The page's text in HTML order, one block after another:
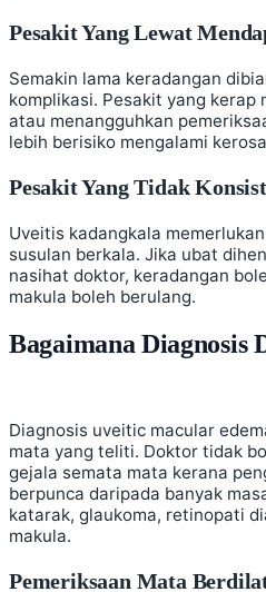
Pesakit Yang Lewat
Semakin lama keradangan
komplikasi. Pesakit yang kerap
atau menangguhkan
lebih berisiko mengalami
Pesakit Yang Tidak
Uveitis kadangkala
susulan berkala. Jika ubat
nasihat doktor, keradangan
makula boleh berulang.
Bagaimana Diagnosis
Diagnosis uveitic macular
mata yang teliti. Doktor tidak
gejala semata mata kerana
berpunca daripada banyak
katarak, glaukoma, retinopati
makula.
Pemeriksaan Mata